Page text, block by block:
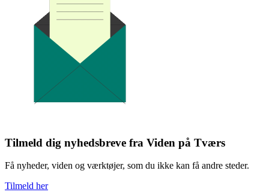
Tilmeld dig nyhedsbreve fra Viden på Tværs
Få nyheder, viden og værktøjer, som du ikke kan få andre steder.
Tilmeld her